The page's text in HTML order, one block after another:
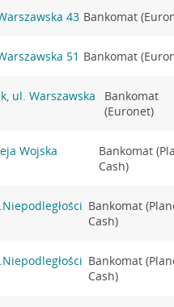
43 Bankomat
51 Bankomat
ul. Warszawska
Bankomat
(Euronet)
Wojska
Bankomat
Cash)
Bankomat
Cash)
Bankomat
Cash)